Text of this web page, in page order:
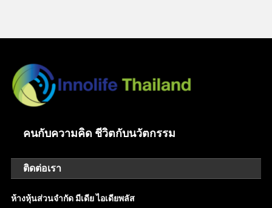
คนกับความคิด ชีวิตกับนวัตกรรม
ติดต่อเรา
ห้างหุ้นส่วนจำกัด มีเดีย ไอเดียพลัส